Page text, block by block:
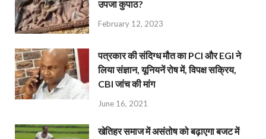
उपजा कुपाठ?
February 12, 2023
पत्रकार की संदिग्ध मौत का PCI और EGI ने
लिया संज्ञान, यूनियनें रोष में, विपक्ष सक्रिय,
CBI जांच की मांग
June 16, 2021
खेतिहर समाज में असंतोष को बढ़ाएगा बजट में